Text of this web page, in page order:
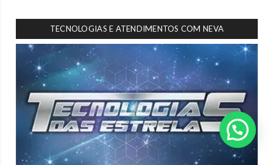
TECNOLOGIAS E ATENDIMENTOS COM NEVA